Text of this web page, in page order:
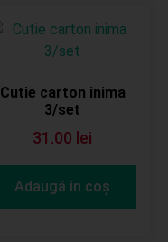
Cutie carton inima
3/set
31.00 lei
Adaugă în coș